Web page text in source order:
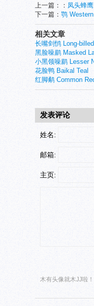
上一篇：： 凤头蜂
下一篇： 鹗
相关文章
长嘴剑鸻 Long-
黑脸噪鹛 Masked
小黑领噪鹛 Lesser
花脸鸭 Baikal Teal
红脚鹬 Common
发表评论
姓名:
邮箱:
主页:
木有头像就木JJ啦